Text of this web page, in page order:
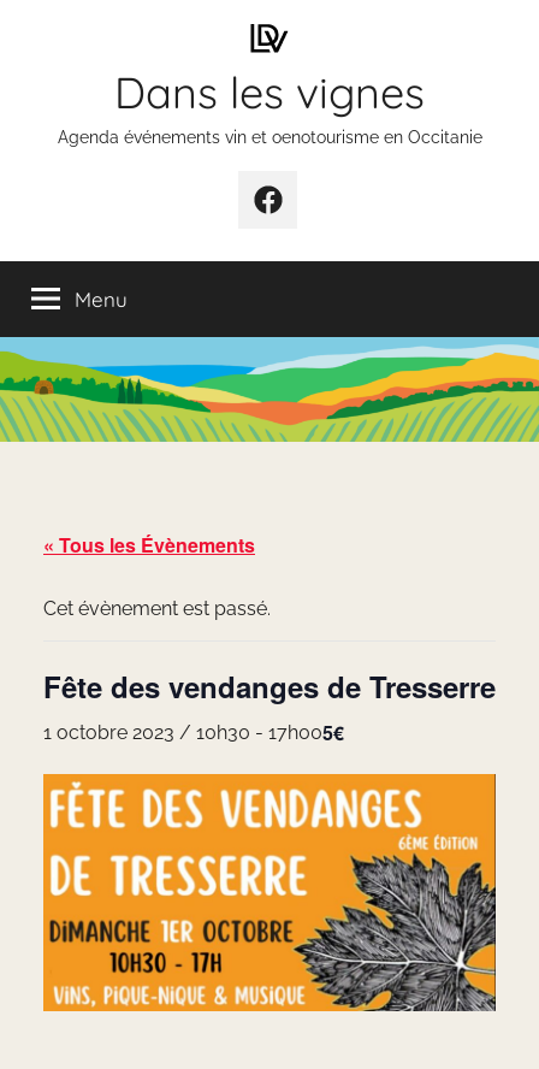
Dans les vignes
Agenda événements vin et oenotourisme en Occitanie
Élément
menu
Menu
« Tous les Évènements
Cet évènement est passé.
Fête des vendanges de Tresserre
1 octobre 2023 / 10h30 - 17h005€